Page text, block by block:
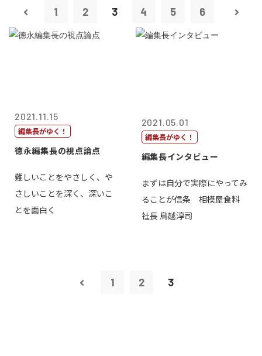
1 2 3 4 5 6
2021.11.15
編集長がゆく！
徳永編集長の視点論点
難しいことをやさしく、や
さしいことを深く、深いこ
とを面白く
2021.05.01
編集長がゆく！
編集長インタビュー
まずは自分で実際にやってみ
ることが信条 相模屋食料
社長 鳥越淳司
1 2 3